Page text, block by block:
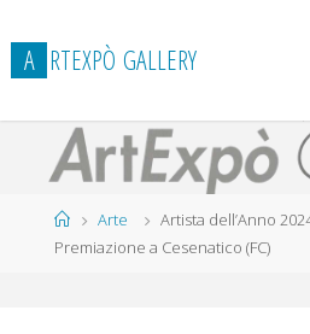
al
contenuto
A RTEXPÒ GALLERY
HomeArte
Artista dell’Anno
Premiazione a Cesenatico (FC)